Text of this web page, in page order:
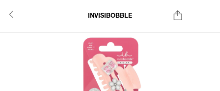
INVISIBOBBLE